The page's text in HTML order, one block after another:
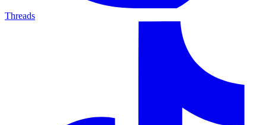
Threads